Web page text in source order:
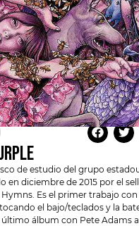
de estudio del grupo
en diciembre de 2015 por el
Hymns . Es el primer trabajo
el bajo/teclados y la
álbum con Pete Adams